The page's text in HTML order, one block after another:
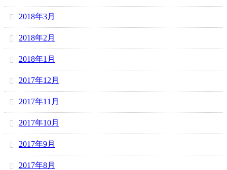
2018年3月
2018年2月
2018年1月
2017年12月
2017年11月
2017年10月
2017年9月
2017年8月